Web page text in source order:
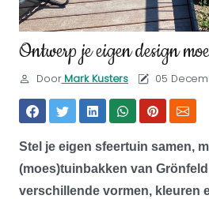
Ontwerp je eigen design
DoorMark Kusters 05
Stel je eigen sfeertuin samen,
(moes)tuinbakken van
verschillende vormen, kleuren